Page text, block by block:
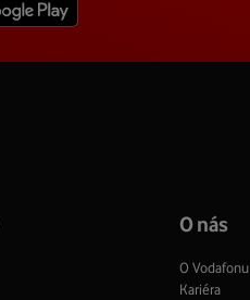
O nás
O Vodafonu
Kariéra